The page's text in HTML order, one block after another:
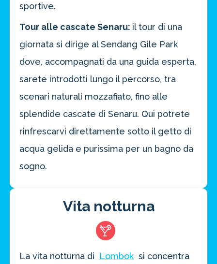
sportive.
Tour alle cascate Senaru: il tour di una
giornata si dirige al Sendang Gile Park
dove, accompagnati da una guida esperta,
sarete introdotti lungo il percorso, tra
scenari naturali mozzafiato, fino alle
splendide cascate di Senaru. Qui potrete
rinfrescarvi direttamente sotto il getto di
acqua gelida e purissima per un bagno da
sogno.
Vita notturna
La vita notturna di Lombok si concentra